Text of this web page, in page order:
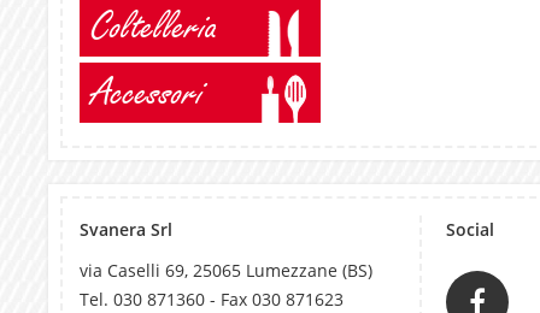
Coltelleria
Accessori
Svanera Srl
via Caselli 69, 25065 Lumezzane (BS)
Tel. 030 871360 - Fax 030 871623
Social